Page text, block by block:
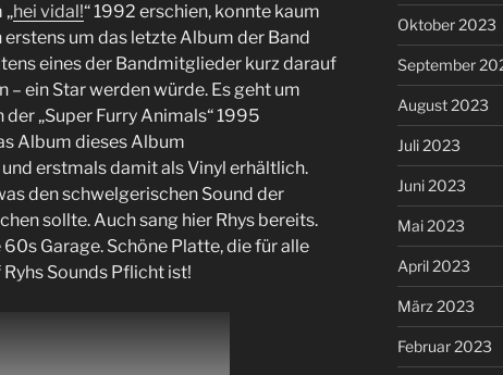
„hei vidal!“ 1992 erschien, konnte kaum
erstens um das letzte Album der Band
eines der Bandmitglieder kurz darauf
ein Star werden würde. Es geht um
der „Super Furry Animals“ 1995
Album dieses Album
erstmals damit als Vinyl erhältlich.
den schwelgerischen Sound der
sollte. Auch sang hier Rhys bereits.
Garage. Schöne Platte, die für alle
Sounds Pflicht ist!
Oktober 2023
September
August 2023
Juli 2023
Juni 2023
Mai 2023
April 2023
März 2023
Februar 2023